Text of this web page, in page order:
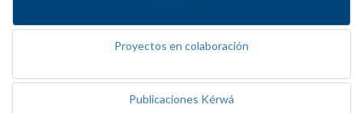
Proyectos en colaboración
Publicaciones Kérwá